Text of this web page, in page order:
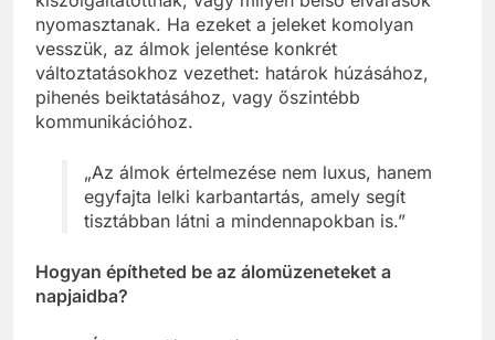
kiszolgáltatottnak, vagy milyen belső elvárások
nyomasztanak. Ha ezeket a jeleket komolyan
vesszük, az álmok jelentése konkrét
változtatásokhoz vezethet: határok húzásához,
pihenés beiktatásához, vagy őszintébb
„Az álmok értelmezése nem luxus, hanem
egyfajta lelki karbantartás, amely segít
Hogyan építheted be az álomüzeneteket a